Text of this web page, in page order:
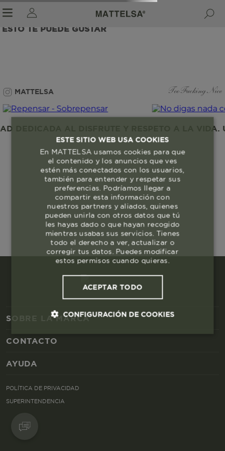
ESTO TE PUEDE GUSTAR
MATTELSA Too Fucking Nice
AL DISFRUTE Y RESPETO A LA
SOBRE LA MARCA
CONTACTO
AYUDA
POLÍTICA DE PRIVACIDAD
SUPERINTENDENCIA
ESTE SITIO WEB USA COOKIES
En MATTELSA usamos cookies para que
el contenido y los anuncios que ves
estén más conectados con los usuarios,
también para entender y respetar sus
preferencias. Podríamos llegar a
compartir esta información con
nuestros partners y aliados, quienes
pueden unirla con otros datos que tú
les hayas dado o que hayan recogido
mientras usabas sus servicios. Tienes
todo el derecho a ver, actualizar o
corregir tus datos. Puedes modificar
estos permisos cuando quieras.
ACEPTAR TODO
CONFIGURACIÓN DE COOKIES